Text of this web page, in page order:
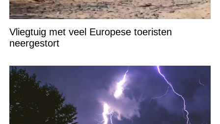
Vliegtuig met veel Europese toeristen
neergestort